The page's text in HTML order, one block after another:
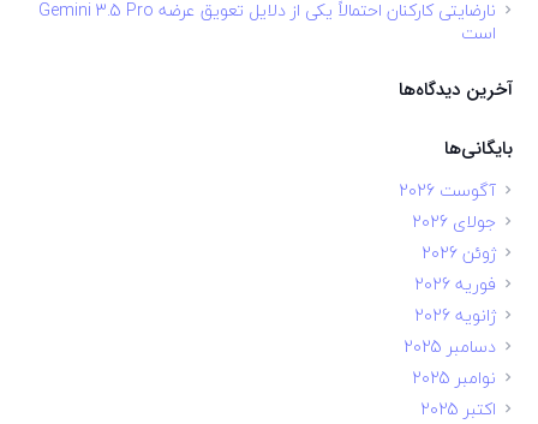
نارضایتی کارکنان احتمالاً یکی از دلایل تعویق عرضه Gemini 3.5 Pro
است
آخرین دیدگاه‌ها
بایگانی‌ها
آگوست 2026
جولای 2026
ژوئن 2026
فوریه 2026
ژانویه 2026
دسامبر 2025
نوامبر 2025
اکتبر 2025